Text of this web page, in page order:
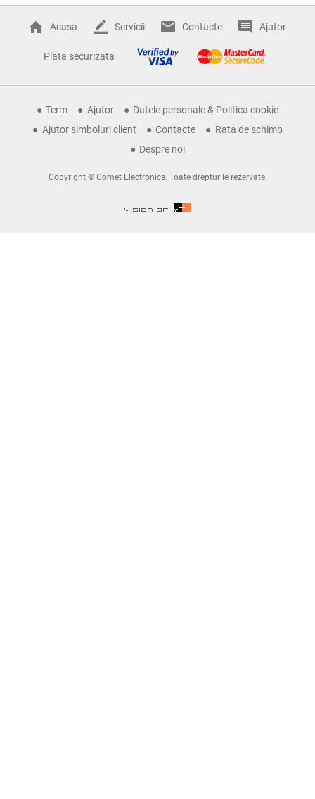
Acasa Servicii Contacte Ajutor
Plata securizata
Term Ajutor
Datele personale & Politica cookie
Ajutor simboluri client
Contacte
Rata de schimb
Despre noi
Copyright © Comet Electronics. Toate drepturile rezervate.